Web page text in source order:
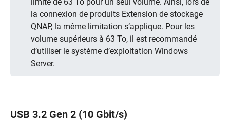
la connexion de produits Extension de stockage
QNAP, la même limitation s’applique. Pour les
volume supérieurs à 63 To, il est recommandé
d’utiliser le système d’exploitation Windows
Server.
USB 3.2 Gen 2 (10 Gbit/s)